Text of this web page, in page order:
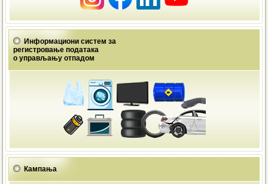
Информациони систем за
регистровање података
о управљању отпадом
Кампања